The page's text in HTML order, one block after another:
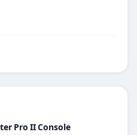
Pro II Console